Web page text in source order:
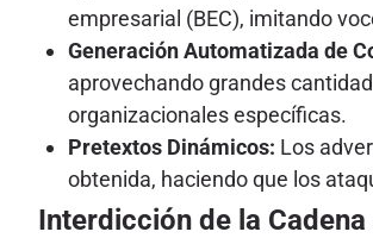
empresarial (BEC), imitando
Generación Automatizada de
aprovechando grandes
organizacionales específicas.
Pretextos Dinámicos: Los
obtenida, haciendo que los
Interdicción de la